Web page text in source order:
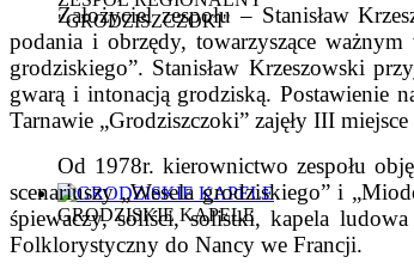
"GRODZISZCZOKI"
GRODZISKIE KAPELE
Założyciel zespołu – Stanisław
podania i obrzędy, towarzyszące
grodziskiego”. Stanisław Krzeszowski
gwarą i intonacją grodziską. Postawienie
Tarnawie „Grodziszczoki” zajęły III
Od 1978r. kierownictwo zespołu
scenariuszy „Wesela grodziskiego” i
śpiewaczy, soliści, solistki, kapela
Folklorystyczny do Nancy we Francji.